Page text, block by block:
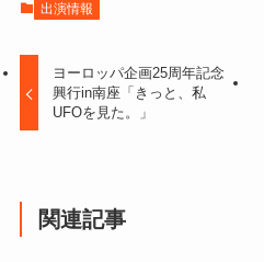
出演情報
ヨーロッパ企画25周年記念
興行in南座「きっと、私
UFOを見た。」
関連記事